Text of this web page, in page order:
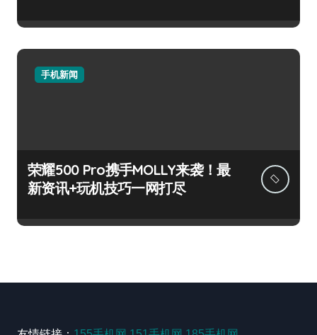
手机新闻
荣耀500 Pro携手MOLLY来袭！最
新资讯+玩机技巧一网打尽